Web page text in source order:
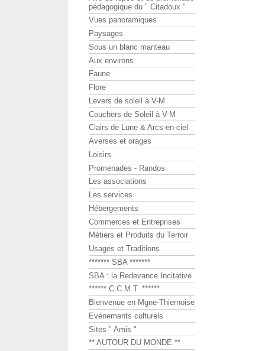
pédagogique du " Citadoux "
Vues panoramiques
Paysages
Sous un blanc manteau
Aux environs
Faune
Flore
Levers de soleil à V-M
Couchers de Soleil à V-M
Clairs de Lune & Arcs-en-ciel
Averses et orages
Loisirs
Promenades - Randos
Les associations
Les services
Hébergements
Commerces et Entreprises
Métiers et Produits du Terroir
Usages et Traditions
******* SBA *******
SBA : la Redevance Incitative
****** C.C.M.T. ******
Bienvenue en Mgne-Thiernoise
Evénements culturels
Sites " Amis "
** AUTOUR DU MONDE **